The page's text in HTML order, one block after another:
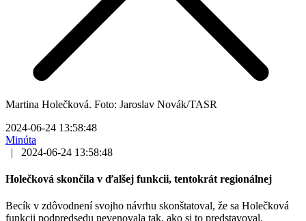
Martina Holečková. Foto: Jaroslav Novák/TASR
2024-06-24 13:58:48
Minúta
|
2024-06-24 13:58:48
Holečková skončila v ďalšej funkcii, tentokrát regionálnej
Becík v zdôvodnení svojho návrhu skonštatoval, že sa Holečková
funkcii podpredsedu nevenovala tak, ako si to predstavoval.